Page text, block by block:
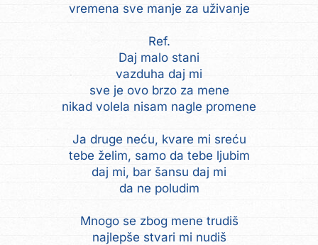
vremena sve manje za uživanje
Ref.
Daj malo stani
vazduha daj mi
sve je ovo brzo za mene
nikad volela nisam nagle promene
Ja druge neću, kvare mi sreću
tebe želim, samo da tebe ljubim
daj mi, bar šansu daj mi
da ne poludim
Mnogo se zbog mene trudiš
najlepše stvari mi nudiš